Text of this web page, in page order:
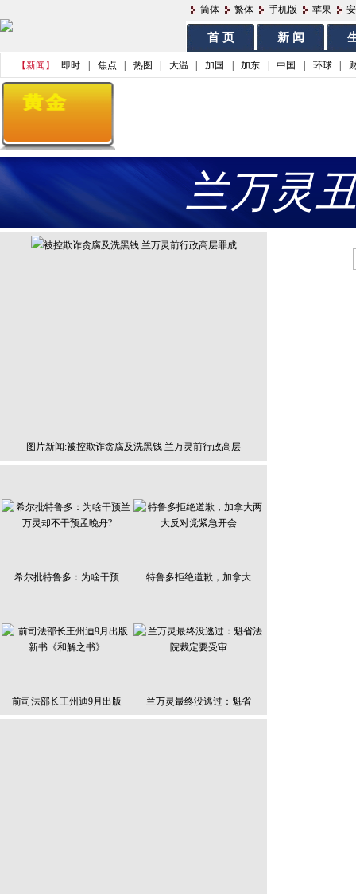
简体 繁体 手机版 苹果
首 页 新 闻
【新闻】 即时 焦点 热图 大温 加国 加东 中国 环球
兰万灵
图片新闻:被控欺诈贪腐及洗黑钱 兰万灵前行政高层
希尔批特鲁多：为啥干预 特鲁多拒绝道歉，加拿大
前司法部长王州迪9月出版 兰万灵最终没逃过：魁省